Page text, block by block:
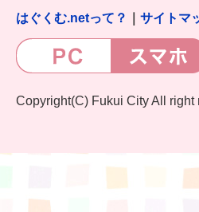
はぐくむ.netって？ サイトマ
Copyright(C) Fukui City All right